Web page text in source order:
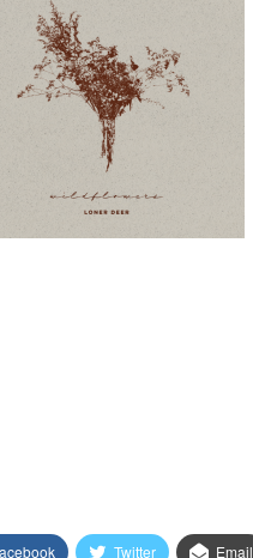
Twitter Email